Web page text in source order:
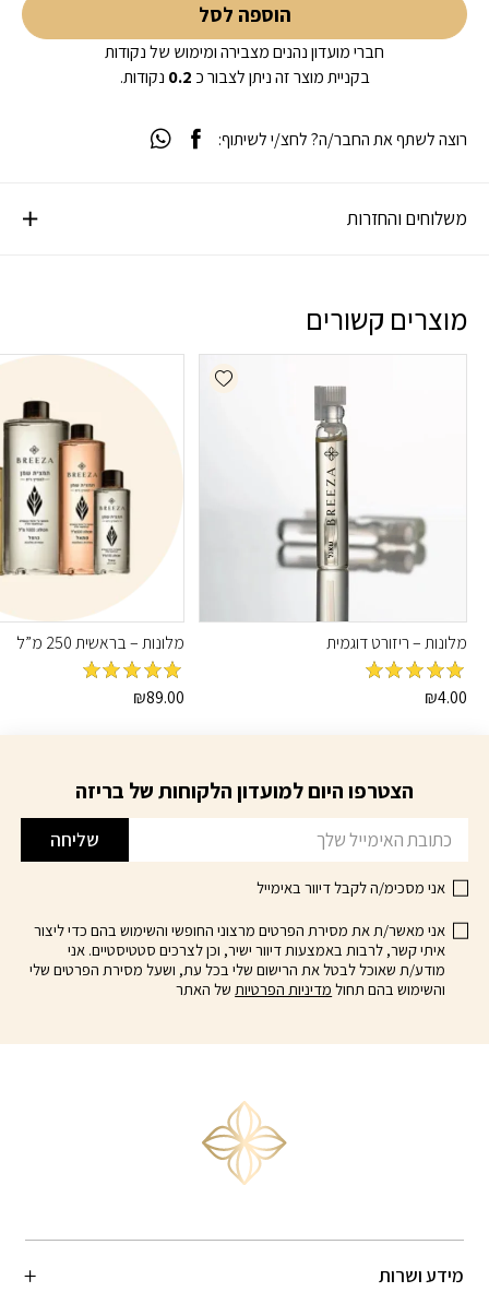
הוספה לסל
חברי מועדון נהנים מצבירה ומימוש של נקודות
בקניית מוצר זה ניתן לצבור כ 0.2 נקודות.
משלוחים והחזרות
רוצה לשתף את החבר/ה? לחצ/י לשיתוף:
מוצרים קשורים
Add wishlist
מלונות – ריזורט דוגמית
מדורג
₪4.00
מלונות – בראשית 250 מ”ל
מדורג5
₪89.00
הצטרפו היום למועדון הלקוחות של בריזה
שליחה
אני מסכימ/ה לקבל דיוור באימייל
אני מאשר/ת את מסירת הפרטים מרצוני החופשי והשימוש בהם כדי ליצור
איתי קשר, לרבות באמצעות דיוור ישיר, וכן לצרכים סטטיסטיים. אני
מודע/ת שאוכל לבטל את הרישום שלי בכל עת, ושעל מסירת הפרטים שלי
והשימוש בהם תחול מדיניות הפרטיותשל האתר
מידע ושרות